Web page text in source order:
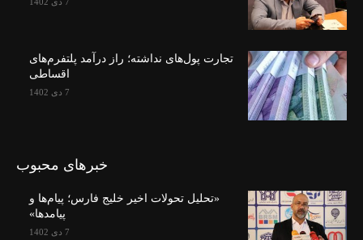
تجارت پول‌های نداشته؛ راز درآمد پلتفرم‌های
اقساطی
7 دی 1402
خبرهای محبوب
«تحلیل تحولات اخیر خلیج فارس؛ پیام‌ها و
پیامدها»
7 دی 1402